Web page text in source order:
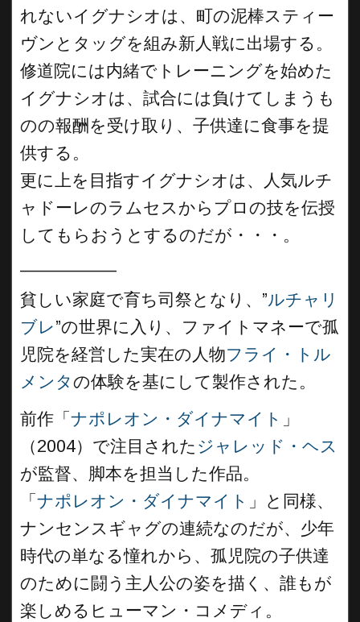
れないイグナシオは、町の泥棒スティー
ヴンとタッグを組み新人戦に出場する。
修道院には内緒でトレーニングを始めた
イグナシオは、試合には負けてしまうも
のの報酬を受け取り、子供達に食事を提
供する。
更に上を目指すイグナシオは、人気ルチ
ャドーレのラムセスからプロの技を伝授
してもらおうとするのだが・・・。
貧しい家庭で育ち司祭となり、”ルチャリ
ブレ”の世界に入り、ファイトマネーで孤
児院を経営した実在の人物フライ・トル
メンタの体験を基にして製作された。
前作「 ナポレオン・ダイナマイト 」
（2004）で注目された ジャレッド・ヘス
が監督、脚本を担当した作品。
「 ナポレオン・ダイナマイト 」と同様、
ナンセンスギャグの連続なのだが、少年
時代の単なる憧れから、孤児院の子供達
のために闘う主人公の姿を描く、誰もが
楽しめるヒューマン・コメディ。